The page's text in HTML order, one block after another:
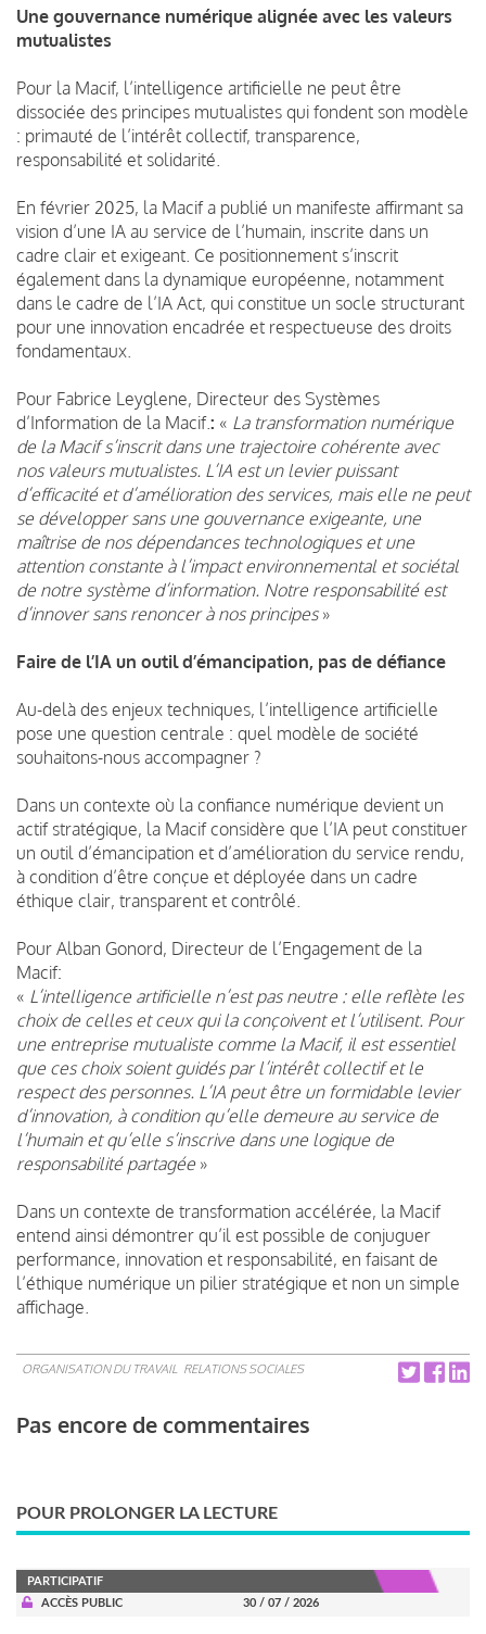
Une gouvernance numérique alignée avec les valeurs
mutualistes
Pour la Macif, l’intelligence artificielle ne peut être
dissociée des principes mutualistes qui fondent son modèle
: primauté de l’intérêt collectif, transparence,
responsabilité et solidarité.
En février 2025, la Macif a publié un manifeste affirmant sa
vision d’une IA au service de l’humain, inscrite dans un
cadre clair et exigeant. Ce positionnement s’inscrit
également dans la dynamique européenne, notamment
dans le cadre de l’IA Act, qui constitue un socle structurant
pour une innovation encadrée et respectueuse des droits
fondamentaux.
Pour Fabrice Leyglene, Directeur des Systèmes
d’Information de la Macif.: « La transformation numérique
de la Macif s’inscrit dans une trajectoire cohérente avec
nos valeurs mutualistes. L’IA est un levier puissant
d’efficacité et d’amélioration des services, mais elle ne peut
se développer sans une gouvernance exigeante, une
maîtrise de nos dépendances technologiques et une
attention constante à l’impact environnemental et sociétal
de notre système d’information. Notre responsabilité est
d’innover sans renoncer à nos principes »
Faire de l’IA un outil d’émancipation, pas de défiance
Au-delà des enjeux techniques, l’intelligence artificielle
pose une question centrale : quel modèle de société
souhaitons-nous accompagner ?
Dans un contexte où la confiance numérique devient un
actif stratégique, la Macif considère que l’IA peut constituer
un outil d’émancipation et d’amélioration du service rendu,
à condition d’être conçue et déployée dans un cadre
éthique clair, transparent et contrôlé.
Pour Alban Gonord, Directeur de l’Engagement de la
Macif:
« L’intelligence artificielle n’est pas neutre : elle reflète les
choix de celles et ceux qui la conçoivent et l’utilisent. Pour
une entreprise mutualiste comme la Macif, il est essentiel
que ces choix soient guidés par l’intérêt collectif et le
respect des personnes. L’IA peut être un formidable levier
d’innovation, à condition qu’elle demeure au service de
l’humain et qu’elle s’inscrive dans une logique de
responsabilité partagée »
Dans un contexte de transformation accélérée, la Macif
entend ainsi démontrer qu’il est possible de conjuguer
performance, innovation et responsabilité, en faisant de
l’éthique numérique un pilier stratégique et non un simple
affichage.
ORGANISATION DU TRAVAIL RELATIONS SOCIALES
Pas encore de commentaires
POUR PROLONGER LA LECTURE
PARTICIPATIF
ACCÈS PUBLIC
30 / 07 / 2026